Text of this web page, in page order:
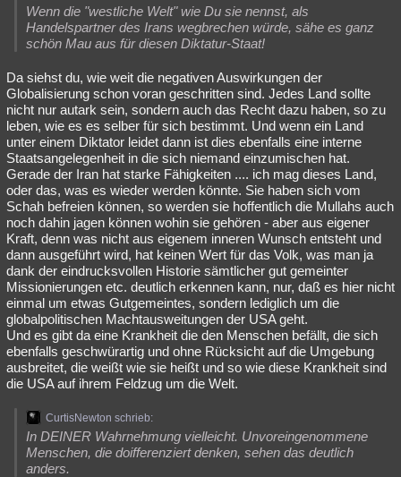
Wenn die "westliche Welt" wie Du sie nennst, als
Handelspartner des Irans wegbrechen würde, sähe es ganz
schön Mau aus für diesen Diktatur-Staat!
Da siehst du, wie weit die negativen Auswirkungen der
Globalisierung schon voran geschritten sind. Jedes Land sollte
nicht nur autark sein, sondern auch das Recht dazu haben, so zu
leben, wie es es selber für sich bestimmt. Und wenn ein Land
unter einem Diktator leidet dann ist dies ebenfalls eine interne
Staatsangelegenheit in die sich niemand einzumischen hat.
Gerade der Iran hat starke Fähigkeiten .... ich mag dieses Land,
oder das, was es wieder werden könnte. Sie haben sich vom
Schah befreien können, so werden sie hoffentlich die Mullahs auch
noch dahin jagen können wohin sie gehören - aber aus eigener
Kraft, denn was nicht aus eigenem inneren Wunsch entsteht und
dann ausgeführt wird, hat keinen Wert für das Volk, was man ja
dank der eindrucksvollen Historie sämtlicher gut gemeinter
Missionierungen etc. deutlich erkennen kann, nur, daß es hier nicht
einmal um etwas Gutgemeintes, sondern lediglich um die
globalpolitischen Machtausweitungen der USA geht.
Und es gibt da eine Krankheit die den Menschen befällt, die sich
ebenfalls geschwürartig und ohne Rücksicht auf die Umgebung
ausbreitet, die weißt wie sie heißt und so wie diese Krankheit sind
die USA auf ihrem Feldzug um die Welt.
CurtisNewton schrieb:
In DEINER Wahrnehmung vielleicht. Unvoreingenommene
Menschen, die doifferenziert denken, sehen das deutlich
anders.